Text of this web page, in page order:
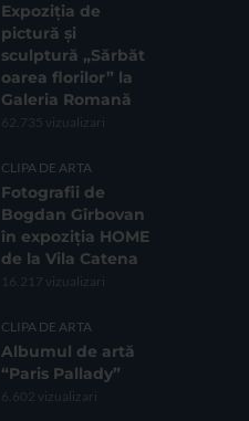
Expoziția de
pictură și
sculptură „Sărbăt
oarea florilor” la
Galeria Romană
62.735 vizualizari
CLIPA DE ARTA
Fotografii de
Bogdan Gîrbovan
în expoziția HOME
de la Vila Catena
16.217 vizualizari
CLIPA DE ARTA
Albumul de artă
“Paris Pallady”
6.602 vizualizari